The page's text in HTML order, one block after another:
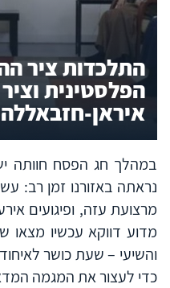
התלכדות ציר
הפלסטינית
איראן-חזבאללה
במהלך חג הפסח חוותה
נראתה באזורנו זמן רב:
מרצועת עזה, ופיגועים
מדוע דווקא עכשיו מצאו
והשיעי – שעת כושר
כדי לעצור את המגמה